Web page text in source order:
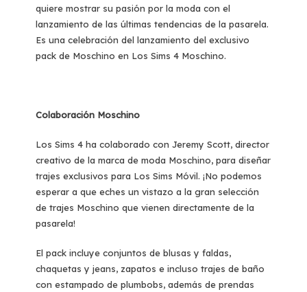
quiere mostrar su pasión por la moda con el
lanzamiento de las últimas tendencias de la pasarela.
Es una celebración del lanzamiento del exclusivo
pack de Moschino en Los Sims 4 Moschino.
Colaboración Moschino
Los Sims 4 ha colaborado con Jeremy Scott, director
creativo de la marca de moda Moschino, para diseñar
trajes exclusivos para Los Sims Móvil. ¡No podemos
esperar a que eches un vistazo a la gran selección
de trajes Moschino que vienen directamente de la
pasarela!
El pack incluye conjuntos de blusas y faldas,
chaquetas y jeans, zapatos e incluso trajes de baño
con estampado de plumbobs, además de prendas